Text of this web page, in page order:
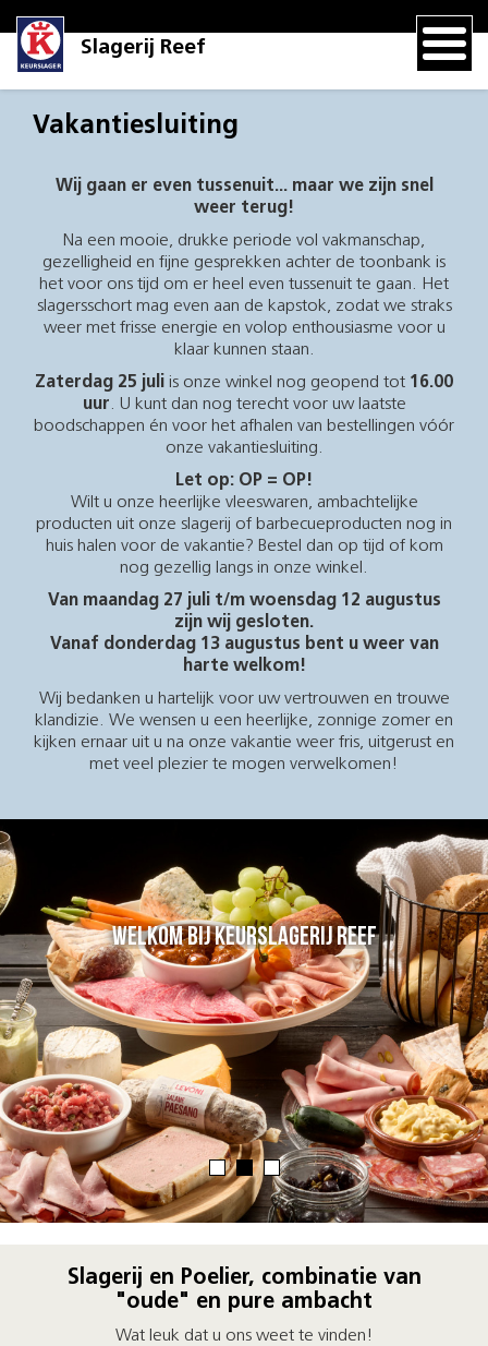
Slagerij Reef
Vakantiesluiting
Wij gaan er even tussenuit... maar we zijn snel
weer terug!
Na een mooie, drukke periode vol vakmanschap,
gezelligheid en fijne gesprekken achter de toonbank is
het voor ons tijd om er heel even tussenuit te gaan. Het
slagersschort mag even aan de kapstok, zodat we straks
weer met frisse energie en volop enthousiasme voor u
klaar kunnen staan.
Zaterdag 25 juli is onze winkel nog geopend tot 16.00
uur. U kunt dan nog terecht voor uw laatste
boodschappen én voor het afhalen van bestellingen vóór
onze vakantiesluiting.
Let op: OP = OP!
Wilt u onze heerlijke vleeswaren, ambachtelijke
producten uit onze slagerij of barbecueproducten nog in
huis halen voor de vakantie? Bestel dan op tijd of kom
nog gezellig langs in onze winkel.
Van maandag 27 juli t/m woensdag 12 augustus
zijn wij gesloten.
Vanaf donderdag 13 augustus bent u weer van
harte welkom!
Wij bedanken u hartelijk voor uw vertrouwen en trouwe
klandizie. We wensen u een heerlijke, zonnige zomer en
kijken ernaar uit u na onze vakantie weer fris, uitgerust en
met veel plezier te mogen verwelkomen!
Welkom bij Keurslagerij Reef
Slagerij en Poelier, combinatie van
"oude" en pure ambacht
Wat leuk dat u ons weet te vinden!